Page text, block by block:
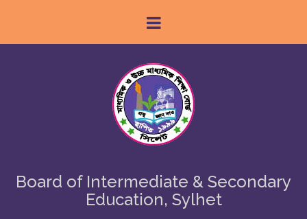
Board of Intermediate & Secondary
Education, Sylhet